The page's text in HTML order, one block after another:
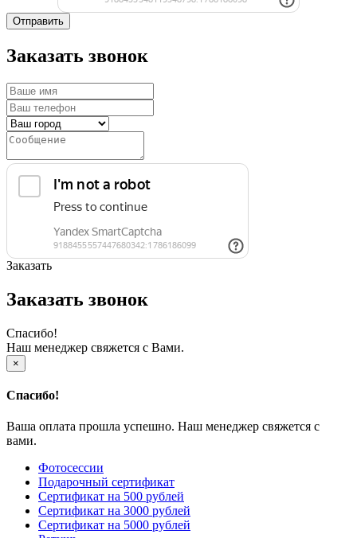
Отправить
Заказать звонок
Заказать
Заказать звонок
Спасибо!
Наш менеджер свяжется с Вами.
×
Спасибо!
Ваша оплата прошла успешно. Наш менеджер свяжется с
вами.
Фотосессии
Подарочный сертификат
Сертификат на 500 рублей
Сертификат на 3000 рублей
Сертификат на 5000 рублей